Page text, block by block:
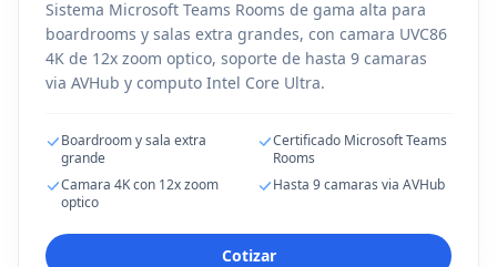
Sistema Microsoft Teams Rooms de gama alta para
boardrooms y salas extra grandes, con camara UVC86
4K de 12x zoom optico, soporte de hasta 9 camaras
via AVHub y computo Intel Core Ultra.
Boardroom y sala extra
grande
Certificado Microsoft Teams
Rooms
Camara 4K con 12x zoom
optico
Hasta 9 camaras via AVHub
Cotizar